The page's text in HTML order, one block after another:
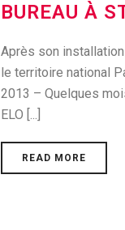
BUREAU À
Après son
le territoire national
2013 – Quelques
ELO [...]
READ MORE